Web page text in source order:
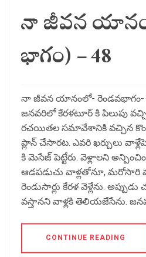
నా జీవన
భాగం) – 48
నా జీవన యానంలో- రెండవభాగం- 48
జనవరిలో కేరళటూర్ కి పిలుపు
రచయితల సమావేశానికి వచ్చిన
ప్లాన్ చేసారట. ఎవరి ఖర్చులు
కి మెసేజ్ పెట్టేరు. వెళ్లాలని
ఆడపడుచు వాళ్లతోనూ, మరోసారి
రెండుసార్లు కేరళ వెళ్లేను.
వస్తానని వాళ్లకి తెలియజేసేను.
CONTINUE READING